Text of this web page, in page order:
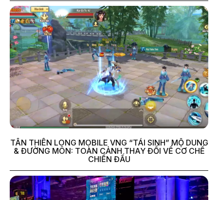
TÂN THIÊN LONG MOBILE VNG “TÁI SINH” MỘ DUNG
& ĐƯỜNG MÔN: TOÀN CẢNH THAY ĐỔI VỀ CƠ CHẾ
CHIẾN ĐẤU